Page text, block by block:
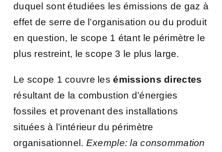
duquel sont étudiées les émissions de gaz à
effet de serre de l’organisation ou du produit
en question, le scope 1 étant le périmètre le
plus restreint, le scope 3 le plus large.
Le scope 1 couvre lesémissions directes
résultant de la combustion d’énergies
fossiles et provenant des installations
situées à l’intérieur du périmètre
organisationnel. Exemple: la consommation